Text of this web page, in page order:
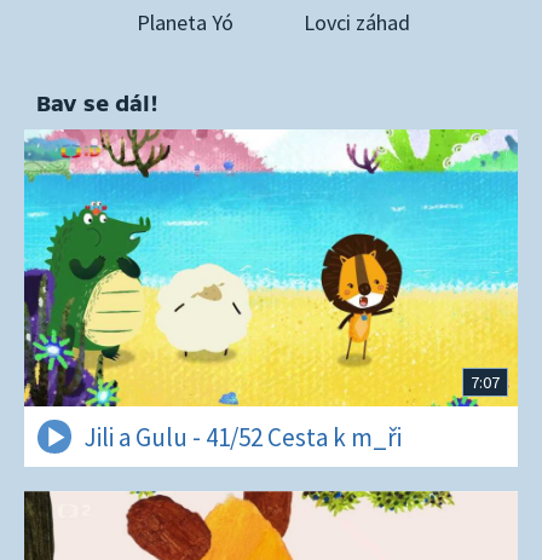
Planeta Yó Lovci záhad
Bav se dál!
7:07
Jili a Gulu - 41/52 Cesta k m_ři